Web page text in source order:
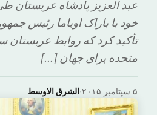
عبد العزیز پادشاه عربستان
خود با باراک اوباما رئیس
تأکید کرد که روابط عربستان
متحده برای جهان […]
الشرق الاوسط· ۵ سپتامبر ۲۰۱۵